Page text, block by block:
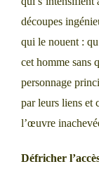
découpes
qui le nouent :
cet homme sans
personnage
par leurs liens et
l’œuvre
Défricher